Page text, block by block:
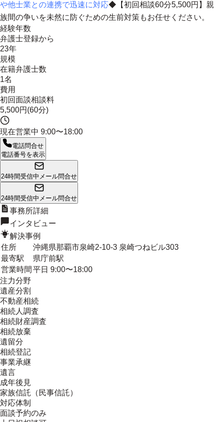
や他士業との連携で迅速に対応◆【初回相談60分5,500円】親
族間の争いを未然に防ぐための生前対策もお任せください。
経験年数
弁護士登録から
23年
規模
在籍弁護士数
1名
費用
初回面談相談料
5,500円(60分)
現在営業中 9:00〜18:00
電話問合せ
電話番号を表示
24時間受信中 メール問合せ
24時間受信中 メール問合せ
事務所詳細
インタビュー
解決事例
住所
沖縄県那覇市泉崎2-10-3 泉崎つねビル303
最寄駅
県庁前駅
営業時間 平日 9:00〜18:00
注力分野
遺産分割
不動産相続
相続人調査
相続財産調査
相続放棄
遺留分
相続登記
事業承継
遺言
成年後見
家族信託（民事信託）
対応体制
面談予約のみ